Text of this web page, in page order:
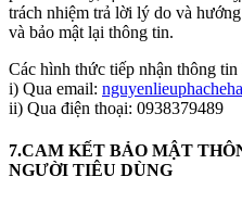
trách nhiệm trả lời lý do và
và bảo mật lại thông tin.
Các hình thức tiếp nhận thông
i) Qua email:
ii) Qua điện thoại: 0938379489
7.CAM KẾT BẢO MẬT
NGƯỜI TIÊU DÙNG